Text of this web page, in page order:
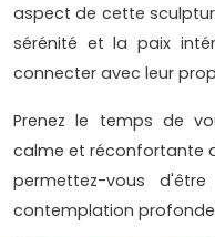
aspect de cette
sérénité et la paix
connecter avec leur
Prenez le temps de
calme et réconfortante
permettez-vous
contemplation